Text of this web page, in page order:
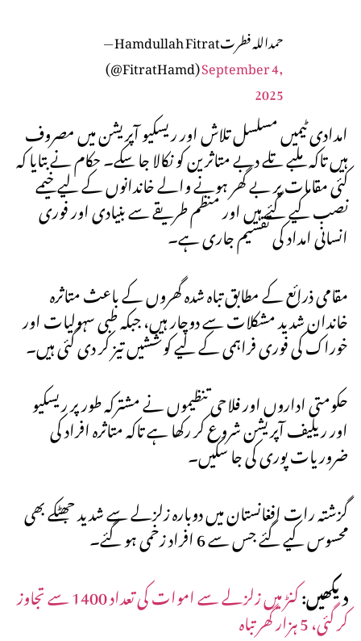
— Hamdullah Fitratحمدالله فطرت
(@FitratHamd)September 4,
2025
امدادی ٹیمیں مسلسل تلاش اور ریسکیو آپریشن میں مصروف
ہیں تاکہ ملبے تلے دبے متاثرین کو نکالا جا سکے۔ حکام نے بتایا کہ
کئی مقامات پر بے گھر ہونے والے خاندانوں کے لیے خیمے
نصب کیے گئے ہیں اور منظم طریقے سے بنیادی اور فوری
انسانی امداد کی تقسیم جاری ہے۔
مقامی ذرائع کے مطابق تباہ شدہ گھروں کے باعث متاثرہ
خاندان شدید مشکلات سے دوچار ہیں، جبکہ طبی سہولیات اور
خوراک کی فوری فراہمی کے لیے کوششیں تیز کر دی گئی ہیں۔
حکومتی اداروں اور فلاحی تنظیموں نے مشترکہ طور پر ریسکیو
اور ریلیف آپریشن شروع کر رکھا ہے تاکہ متاثرہ افراد کی
ضروریات پوری کی جا سکیں۔
گزشتہ رات افغانستان میں دوبارہ زلزلے سے شدید جھٹکے بھی
محسوس کیے گئے جس سے 6 افراد زخمی ہو گئے۔
دیکھیں:
کنڑ میں زلزلے سے اموات کی تعداد 1400 سے تجاوز
کر گئی، 5 ہزار گھر تباہ